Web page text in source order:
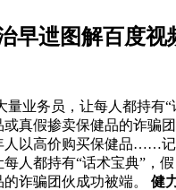
早迣图解百度视
量业务员，让每人都持
真假掺卖保健品的诈骗
以高价购买保健品……
人都持有“话术宝典”
诈骗团伙成功被端。 健